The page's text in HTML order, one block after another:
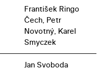
František Ringo
Čech, Petr
Novotný, Karel
Smyczek
Jan Svoboda